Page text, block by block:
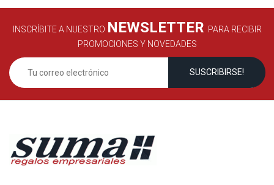
INSCRÍBITE A NUESTRO NEWSLETTER PARA RECIBIR
PROMOCIONES Y NOVEDADES